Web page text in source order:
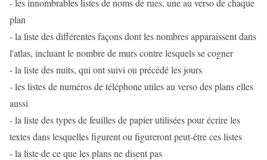
- les innombrables listes de noms de rues, une au verso de chaque
plan
- la liste des différentes façons dont les nombres apparaissent dans
l'atlas, incluant le nombre de murs contre lesquels se cogner
- la liste des nuits, qui ont suivi ou précédé les jours
- les listes de numéros de téléphone utiles au verso des plans elles
aussi
- la liste des types de feuilles de papier utilisées pour écrire les
textes dans lesquelles figurent ou figureront peut-être ces listes
- la liste de ce que les plans ne disent pas